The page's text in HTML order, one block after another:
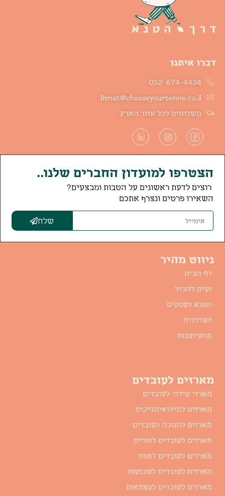
דברו איתנו
052-674-4434
livnat@chooseyourtenne.co.il
משלוחים לכל אזור הארץ
הצטרפו למועדון החברים שלנו..
רוצים לדעת ראשונים על הטבות ומבצעים?
השאירו פרטים ונצרף אתכם
שלח
ניווט מהיר
דף הבית
נעים להכיר
הטנא לעסקים
הצרכניה
מהעיתונות
מארזים לעובדים
מארזי עידוד לעובדים
מארזים למילואימניקים
מארזים לחנוכה לעובדים
מארזים לעובדים לפורים
מארזים לעובדים לפסח
מארזים לעובדים לשבועות
מארזים לעובדים לעצמאות